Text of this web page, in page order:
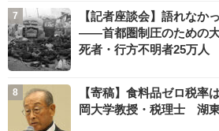
【記者座談会】語れなか
――首都圏制圧のための
死者・行方不明者25万人
【寄稿】食料品ゼロ税
岡大学教授・税理士 湖